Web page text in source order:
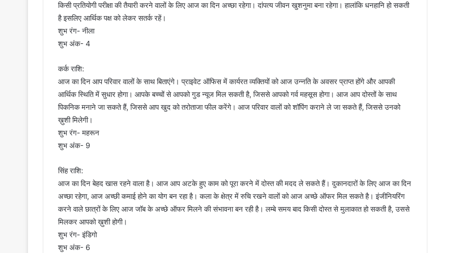
किसी प्रतियोगी परीक्षा की तैयारी करने वालों के लिए आज का दिन अच्छा रहेगा। दांपत्य जीवन खुशनुमा बना रहेगा। हालांकि धनहानि हो सकती
है इसलिए आर्थिक पक्ष को लेकर सतर्क रहें।
शुभ रंग- नीला
शुभ अंक- 4
कर्क राशि:
आज का दिन आप परिवार वालों के साथ बिताएंगे। प्राइवेट ऑफिस में कार्यरत व्यक्तियों को आज उन्नति के अवसर प्राप्त होंगे और आपकी
आर्थिक स्थिति में सुधार होगा। आपके बच्चों से आपको गुड न्यूज मिल सकती है, जिससे आपको गर्व महसूस होगा। आज आप दोस्तों के साथ
पिकनिक मनाने जा सकते हैं, जिससे आप खुद को तरोताजा फील करेंगे। आज परिवार वालों को शॉपिंग कराने ले जा सकते हैं, जिससे उनको
ख़ुशी मिलेगी।
शुभ रंग- महरून
शुभ अंक- 9
सिंह राशि:
आज का दिन बेहद खास रहने वाला है। आज आप अटके हुए काम को पूरा करने में दोस्त की मदद ले सकते हैं। दुकानदारों के लिए आज का दिन
अच्छा रहेगा, आज अच्छी कमाई होने का योग बन रहा है। कला के क्षेत्र में रुचि रखने वालों को आज अच्छे ऑफर मिल सकते है। इंजीनियरिंग
करने वाले छात्रों के लिए आज जॉब के अच्छे ऑफर मिलने की संभावना बन रही है। लम्बे समय बाद किसी दोस्त से मुलाकात हो सकती है, उससे
मिलकर आपको ख़ुशी होगी।
शुभ रंग- इंडिगो
शुभ अंक- 6